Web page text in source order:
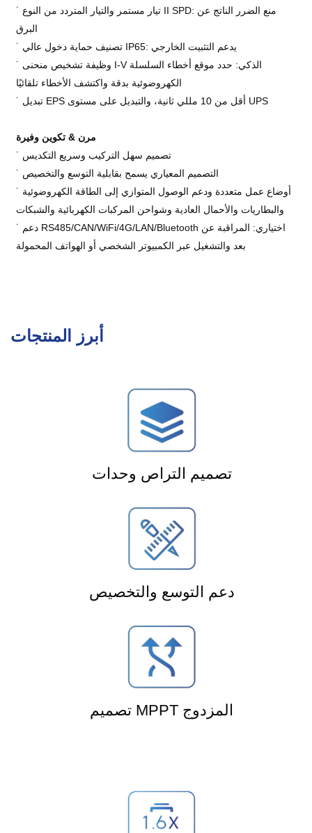
˙ تيار مستمر والتيار المتردد من النوع II SPD: منع الضرر الناتج عن
البرق
˙ تصنيف حماية دخول عالي IP65: يدعم التثبيت الخارجي
˙ وظيفة تشخيص منحنى I-V الذكي: حدد موقع أخطاء السلسلة
الكهروضوئية بدقة واكتشف الأخطاء تلقائيًا
˙ تبديل EPS أقل من 10 مللي ثانية، والتبديل على مستوى UPS
مرن & تكوين وفيرة
˙ تصميم سهل التركيب وسريع التكديس
˙ التصميم المعياري يسمح بقابلية التوسع والتخصيص
˙ أوضاع عمل متعددة ودعم الوصول المتوازي إلى الطاقة الكهروضوئية
والبطاريات والأحمال العادية وشواحن المركبات الكهربائية والشبكات
˙ دعم RS485/CAN/WiFi/4G/LAN/Bluetooth اختياري: المراقبة عن
بعد والتشغيل عبر الكمبيوتر الشخصي أو الهواتف المحمولة
أبرز المنتجات
تصميم التراص وحدات
دعم التوسع والتخصيص
تصميم MPPT المزدوج